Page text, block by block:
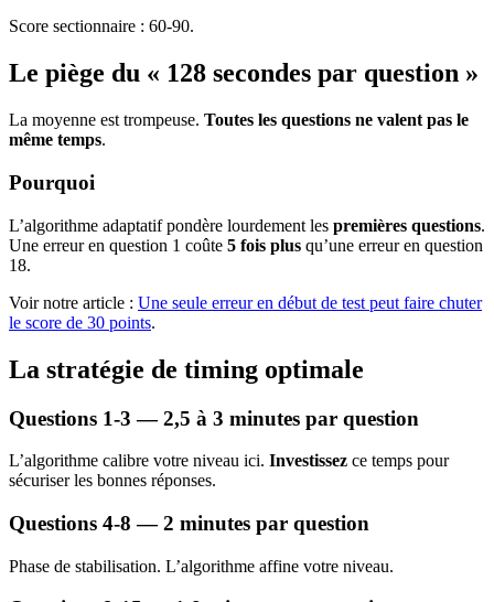
Score sectionnaire : 60-90.
Le piège du « 128 secondes par question »
La moyenne est trompeuse. Toutes les questions ne valent pas le
même temps.
Pourquoi
L’algorithme adaptatif pondère lourdement les premières questions.
Une erreur en question 1 coûte 5 fois plus qu’une erreur en question
18.
Voir notre article : Une seule erreur en début de test peut faire chuter
le score de 30 points.
La stratégie de timing optimale
Questions 1-3 — 2,5 à 3 minutes par question
L’algorithme calibre votre niveau ici. Investissez ce temps pour
sécuriser les bonnes réponses.
Questions 4-8 — 2 minutes par question
Phase de stabilisation. L’algorithme affine votre niveau.